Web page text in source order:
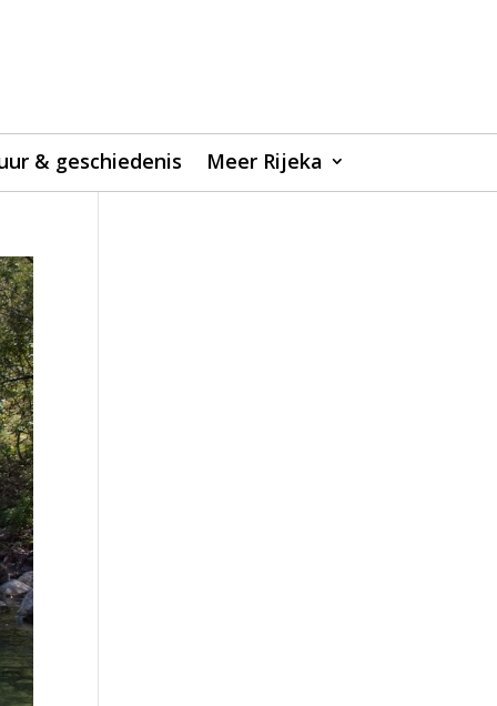
& geschiedenis Meer Rijeka